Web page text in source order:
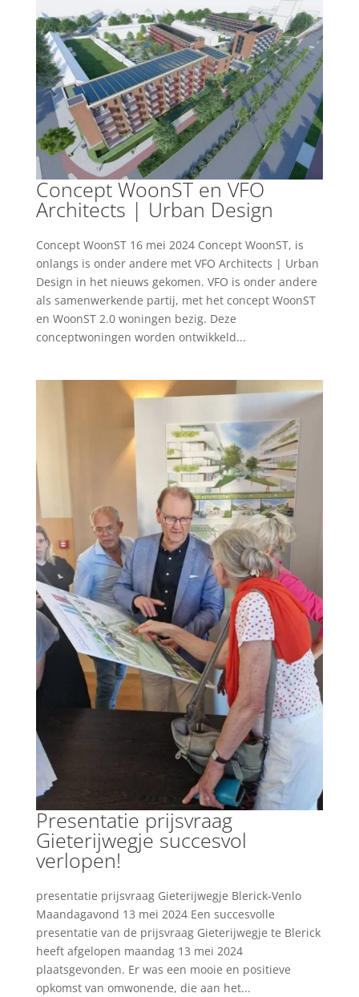
Concept WoonST en VFO
Architects | Urban Design
Concept WoonST 16 mei 2024 Concept WoonST, is
onlangs is onder andere met VFO Architects | Urban
Design in het nieuws gekomen. VFO is onder andere
als samenwerkende partij, met het concept WoonST
en WoonST 2.0 woningen bezig. Deze
conceptwoningen worden ontwikkeld...
Presentatie prijsvraag
Gieterijwegje succesvol
verlopen!
presentatie prijsvraag Gieterijwegje Blerick-Venlo
Maandagavond 13 mei 2024 Een succesvolle
presentatie van de prijsvraag Gieterijwegje te Blerick
heeft afgelopen maandag 13 mei 2024
plaatsgevonden. Er was een mooie en positieve
opkomst van omwonende, die aan het...